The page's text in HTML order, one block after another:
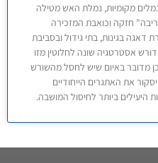
מקומיות, נמלת האש מטילה
חזקה וכואבת המזכירה
דאגה בגינות, בתי גידול ובסביבת
אסטרטגיה שונה לחלוטין מזו
מדובר באיום שיש לחסל מהשורש
את האתגרים הייחודיים
היעילים ביותר לחיסול המושבה.